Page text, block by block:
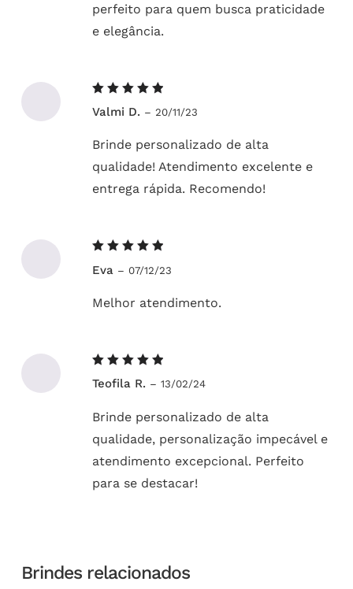
perfeito para quem busca praticidade
e elegância.
5de 5
Valmi D. – 20/11/23
Brinde personalizado de alta
qualidade! Atendimento excelente e
entrega rápida. Recomendo!
5de 5
Eva – 07/12/23
Melhor atendimento.
5de 5
Teofila R. – 13/02/24
Brinde personalizado de alta
qualidade, personalização impecável e
atendimento excepcional. Perfeito
para se destacar!
Brindes relacionados